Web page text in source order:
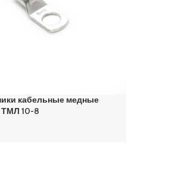
кабельные медные
10-8